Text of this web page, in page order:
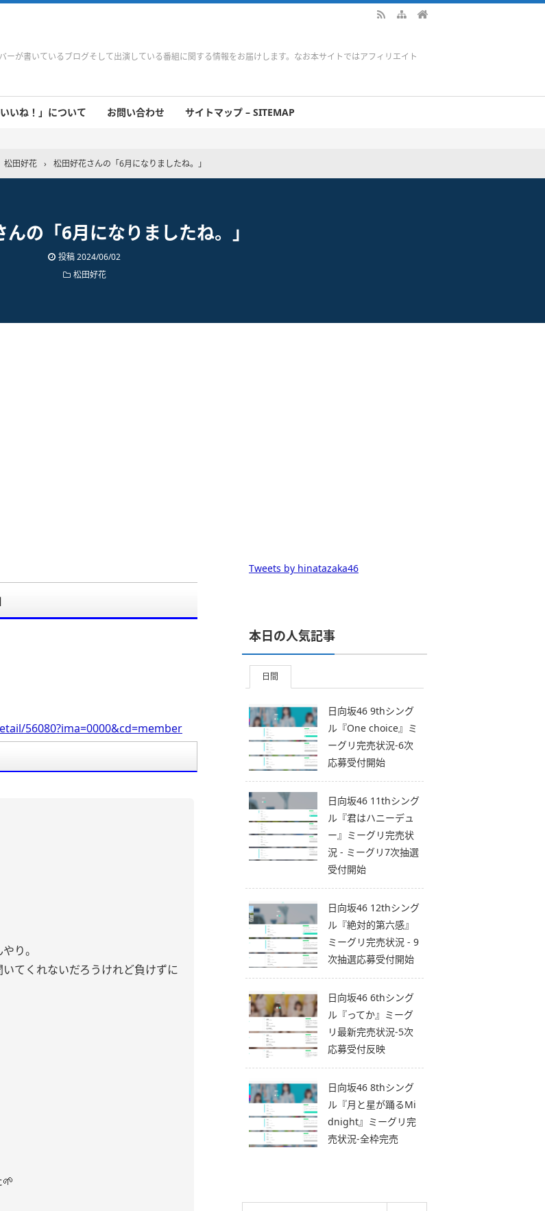
が書いているブログそして出演している番組に関する情報をお届けします。なお本サイトではアフィリエイト
いいね！」について お問い合わせ サイトマップ – SITEMAP
松田好花 › 松田好花さんの「6月になりましたね。」
の「6月になりましたね。」
投稿2024/06/02
松田好花
56080?ima=0000&cd=member
り。
てくれないだろうけれど負けずに
Tweets by hinatazaka46
本日の人気記事
日間
日向坂46 9thシング
ル『One choice』ミ
ーグリ完売状況-6次
応募受付開始
日向坂46 11thシング
ル『君はハニーデュ
ー』ミーグリ完売状
況 - ミーグリ7次抽選
受付開始
日向坂46 12thシング
ル『絶対的第六感』
ミーグリ完売状況 - 9
次抽選応募受付開始
日向坂46 6thシング
ル『ってか』ミーグ
リ最新完売状況-5次
応募受付反映
日向坂46 8thシング
ル『月と星が踊るMi
dnight』ミーグリ完
売状況-全枠完売